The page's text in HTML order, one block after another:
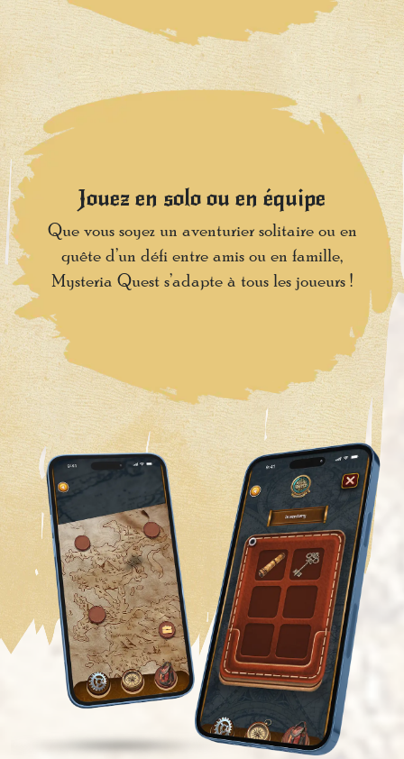
Jouez en solo ou en équipe
Que vous soyez un aventurier solitaire ou en
quête d’un défi entre amis ou en famille,
Mysteria Quest s’adapte à tous les joueurs !